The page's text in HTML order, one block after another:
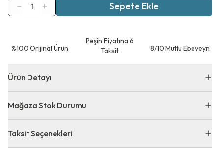
1 Sepete Ekle
⁠%100 Orijinal Ürün
Peşin Fiyatına 6
Taksit
8/10 Mutlu Ebeveyn
Ürün Detayı
Mağaza Stok Durumu
Taksit Seçenekleri